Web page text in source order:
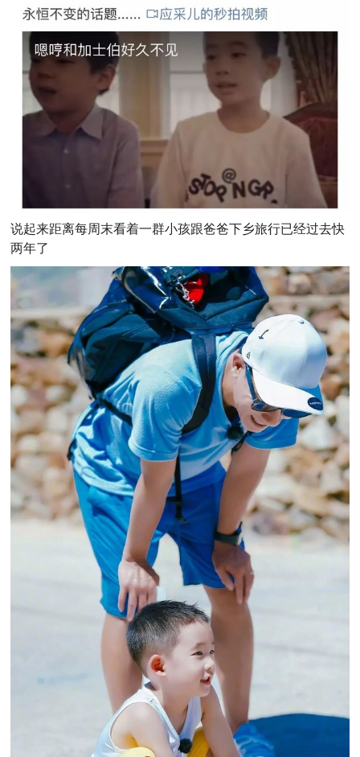
说起来距离每周末看着一群小孩跟爸爸下乡旅行已经过去快
两年了